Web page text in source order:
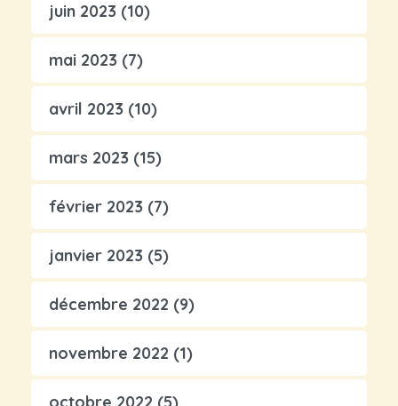
juin 2023 (10)
mai 2023 (7)
avril 2023 (10)
mars 2023 (15)
février 2023 (7)
janvier 2023 (5)
décembre 2022 (9)
novembre 2022 (1)